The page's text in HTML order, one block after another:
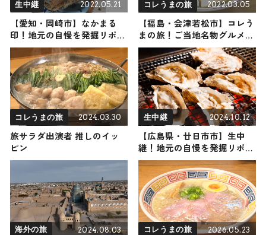
生中継 2022.05.21
【愛知・岡崎市】なかまる
印！地元の自慢を発掘リポー
ト
コレうまの旅 2022.03.05
【福島・会津若松市】コレう
まの旅！ご当地名物グルメを
お届け
コレうまの旅 2024.03.30
旅サラダ出演者 推しのイッ
ピン
生中継 2024.10.12
【広島県・廿日市市】生中
継！地元の自慢を発掘リポー
ト 2024年10月12日放送
海外の旅 2024.08.03 コレうまの旅 2026.05.23